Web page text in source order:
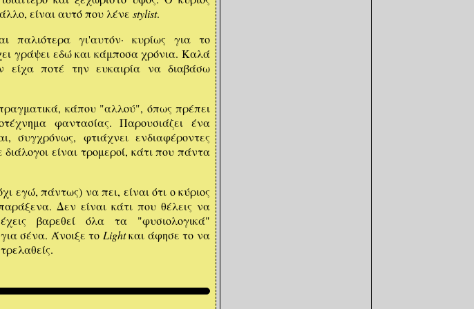
Ορισμένα δεν καταπίνονται, ειδικά αν
ποντάρουν στην άγνοια.
ψέματα των Ελλήνων εκδοτών της
σήμερα, που όλοι γνωρίζουμε την
δεν θα εξαφανιστεί. Αλλά δεν θα της
που πραγματικά είναι: ένα εργαλείο.
[...]
είναι αυτό που λένε stylist.
παλιότερα γι'αυτόν· κυρίως για το
γράψει εδώ και κάμποσα χρόνια. Καλά
είχα ποτέ την ευκαιρία να διαβάσω
κάπου "αλλού", όπως πρέπει
φαντασίας. Παρουσιάζει ένα
φτιάχνει ενδιαφέροντες
είναι τρομεροί, κάτι που πάντα
εγώ, πάντως) να πει, είναι ότι ο κύριος
Δεν είναι κάτι που θέλεις να
βαρεθεί όλα τα "φυσιολογικά"
σένα. Άνοιξε το Lightκαι άφησε το να